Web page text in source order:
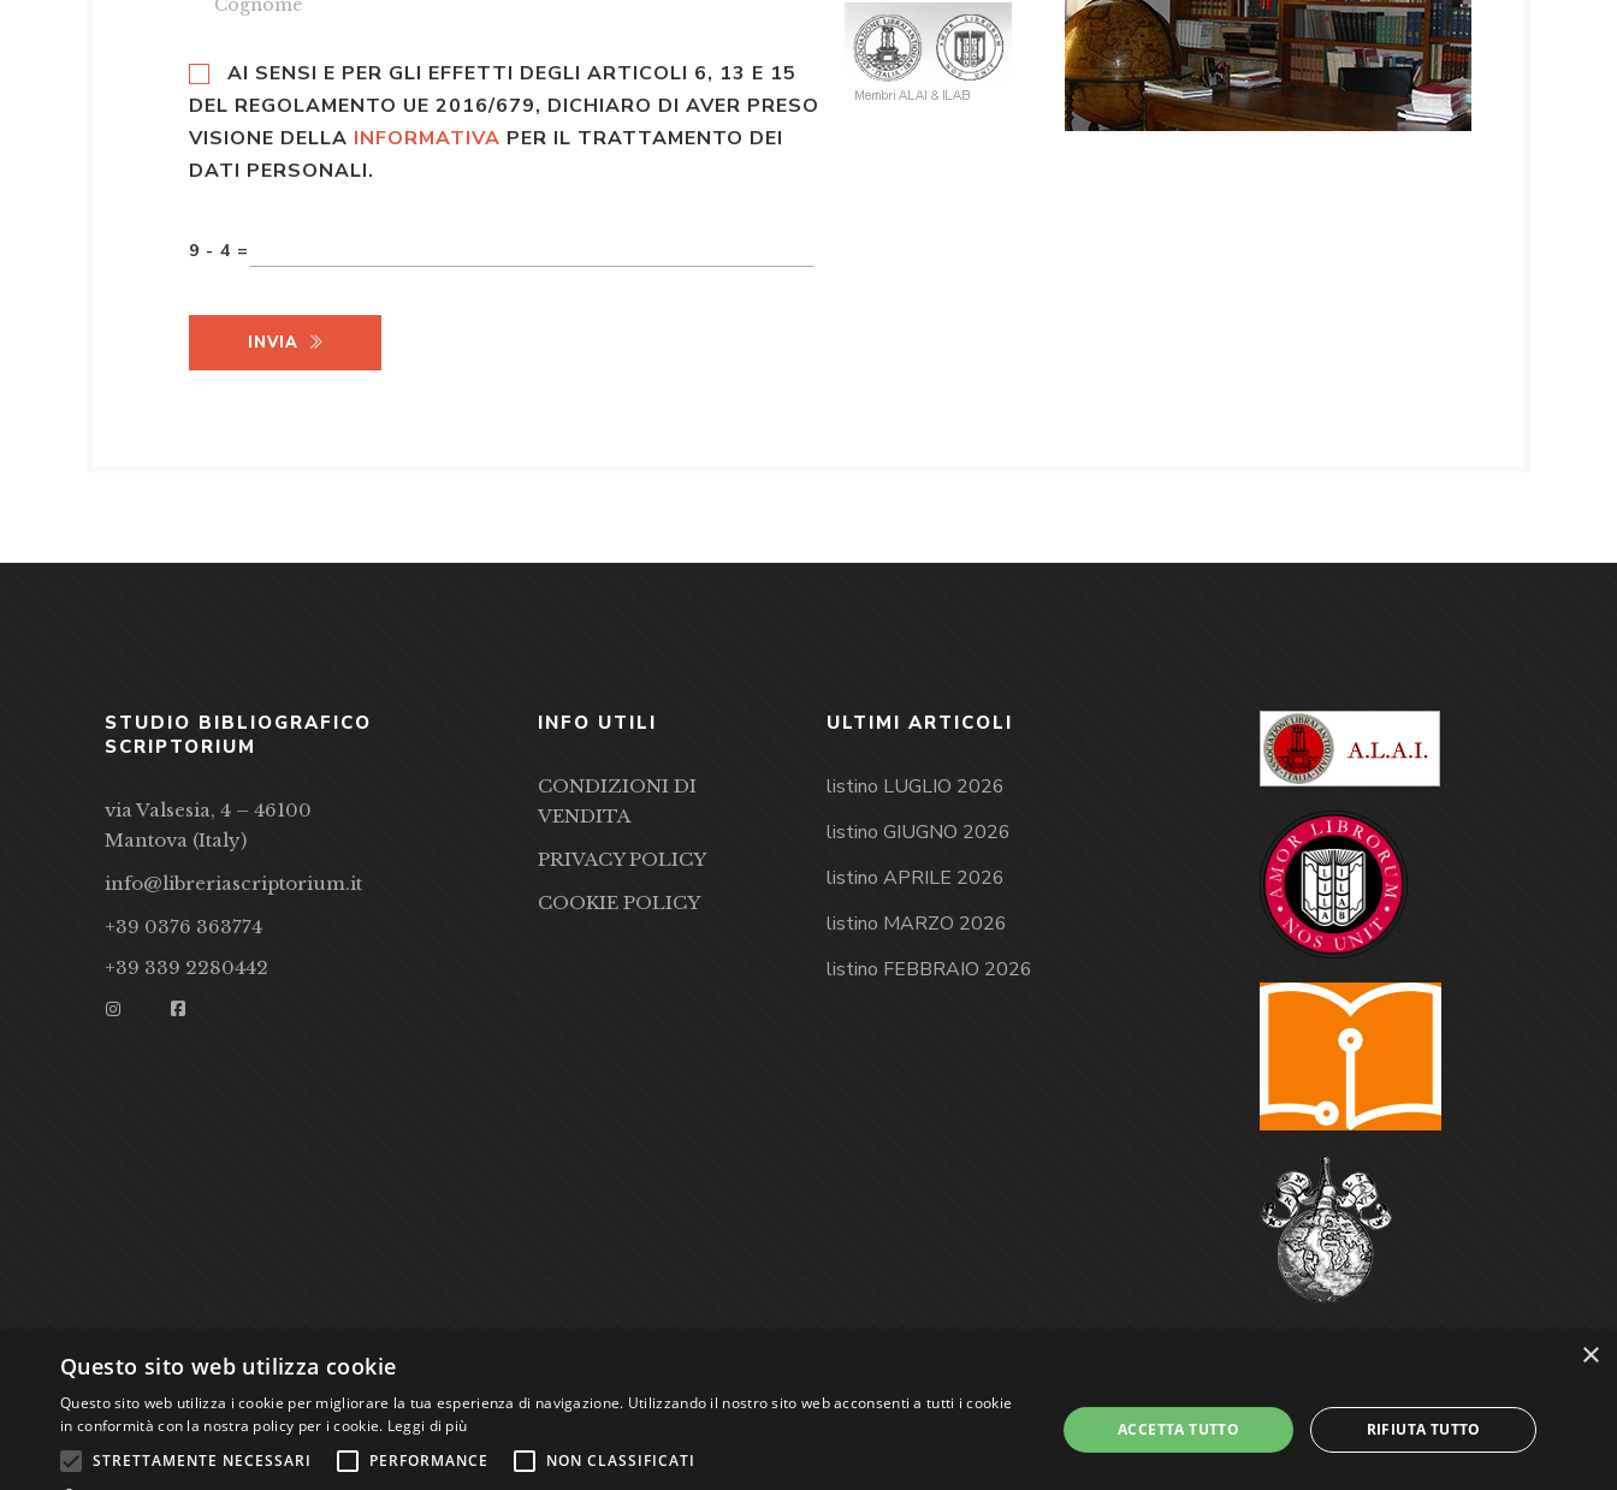
AI SENSI E PER GLI EFFETTI DEGLI ARTICOLI 6, 13 E 15
DEL REGOLAMENTO UE 2016/679, DICHIARO DI AVER PRESO
VISIONE DELLA INFORMATIVA PER IL TRATTAMENTO DEI
DATI PERSONALI.
9 - 4 =
INVIA
STUDIO BIBLIOGRAFICO
SCRIPTORIUM
via Valsesia, 4 – 46100
Mantova (Italy)
info@libreriascriptorium.it
+39 0376 363774
+39 339 2280442
INFO UTILI
CONDIZIONI DI
VENDITA
PRIVACY POLICY
COOKIE POLICY
ULTIMI ARTICOLI
listino LUGLIO 2026
listino GIUGNO 2026
listino APRILE 2026
listino MARZO 2026
listino FEBBRAIO 2026
Studio Bibliografico Scriptorium Dott.ssa Sara Bassi VAT nr. 01744000207
×
Questo sito web utilizza cookie
Questo sito web utilizza i cookie per migliorare la tua esperienza di navigazione. Utilizzando il nostro sito web acconsenti a tutti i cookie
in conformità con la nostra policy per i cookie. Leggi di più
STRETTAMENTE NECESSARI
PERFORMANCE
NON CLASSIFICATI
ACCETTA TUTTO RIFIUTA TUTTO